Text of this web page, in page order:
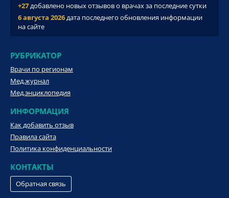
+27добавлено новых отзывов о врачах за последние сутки
6 августа 2026дата последнего обновления информации
на сайте
РУБРИКАТОР
Врачи по регионам
Мед.журнал
Мед.энциклопедия
ИНФОРМАЦИЯ
Как добавить отзыв
Правила сайта
Политика конфиденциальности
КОНТАКТЫ
Обратная связь